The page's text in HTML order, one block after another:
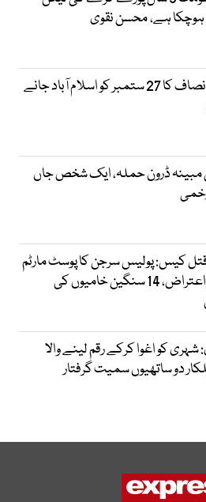
ہوچکا ہے، محسن نقوی
تحریک انصاف کا 27 ستمبر کو اسلام آباد جانے
مبینہ ڈرون حملہ، ایک شخص جاں
کیس: پولیس سرجن کا پوسٹ مارٹم
رپورٹ پر اعتراض، 14 سنگین خامیوں کی
شہری کو اغوا کرکے رقم لینے والا
دو ساتھیوں سمیت گرفتار